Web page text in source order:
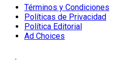
Términos y Condiciones
Políticas de Privacidad
Política Editorial
Ad Choices